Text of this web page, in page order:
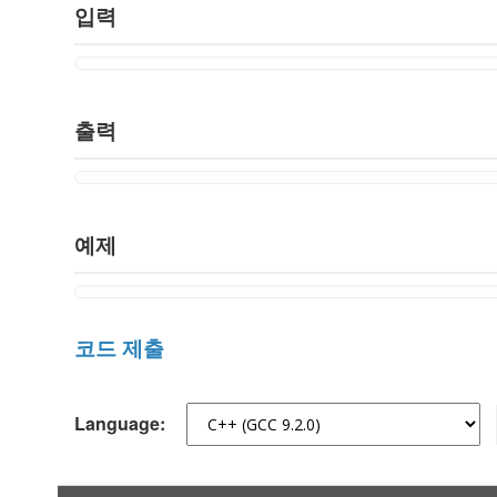
입력
출력
예제
코드 제출
Language: